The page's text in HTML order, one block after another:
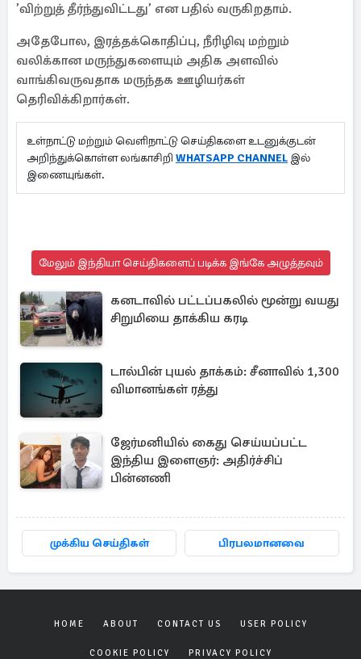
’விற்றுத் தீர்ந்துவிட்டது’ என பதில் வருகிறதாம்.
அதேபோல, இரத்தக்கொதிப்பு, நீரிழிவு மற்றும்
வலிக்கான மருந்துகளையும் அதிக அளவில்
வாங்கிவருவதாக மருந்தக ஊழியர்கள்
தெரிவிக்கிறார்கள்.
உள்நாட்டு மற்றும் வெளிநாட்டு செய்திகளை உடனுக்குடன்
அறிந்துக்கொள்ள லங்காசிறி WHATSAPP CHANNEL இல்
இணையுங்கள்.
மேலும் இந்தியா செய்திகளைப் படிக்க இங்கே அழுத்தவும்
கனடாவில் பட்டப்பகலில் மூன்று வயது
சிறுமியை தாக்கிய கரடி
டால்பின் புயல் தாக்கம்: சீனாவில் 1,300
விமானங்கள் ரத்து
ஜேர்மனியில் கைது செய்யப்பட்ட
இந்திய இளைஞர்: அதிர்ச்சிப்
பின்னணி
முக்கிய செய்திகள் பிரபலமானவை
HOME ABOUT CONTACT US USER POLICY
COOKIE POLICY PRIVACY POLICY